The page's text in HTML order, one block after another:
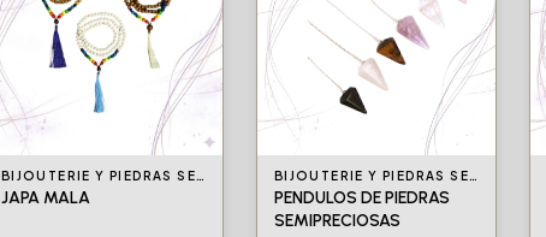
BIJOUTERIE Y PIEDRAS SEMIPRECIOSAS
JAPA MALA
BIJOUTERIE Y PIEDRAS SEMIPRECIOSAS
PENDULOS DE PIEDRAS
SEMIPRECIOSAS